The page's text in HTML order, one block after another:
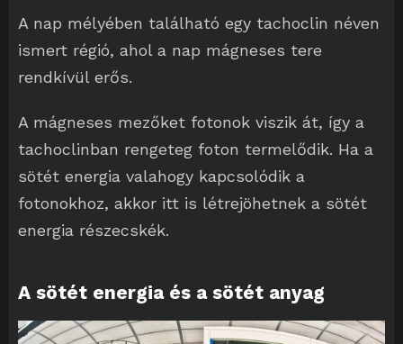
A nap mélyében található egy tachoclin néven
ismert régió, ahol a nap mágneses tere
rendkívül erős.
A mágneses mezőket fotonok viszik át, így a
tachoclinban rengeteg foton termelődik. Ha a
sötét energia valahogy kapcsolódik a
fotonokhoz, akkor itt is létrejöhetnek a sötét
energia részecskék.
A sötét energia és a sötét anyag